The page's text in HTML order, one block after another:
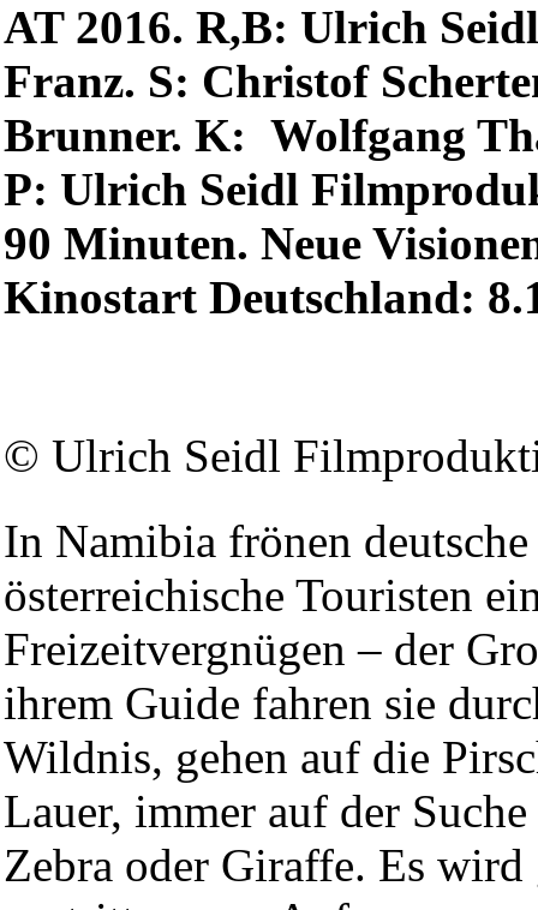
AT 2016. R,B: Ulrich
Franz. S: Christof
Brunner. K: Wolfgang
P: Ulrich Seidl
90 Minuten. Neue
Kinostart Deutschland:
© Ulrich Seidl
In Namibia frönen
österreichische Touristen
Freizeitvergnügen – der
ihrem Guide fahren sie
Wildnis, gehen auf die
Lauer, immer auf der
Zebra oder Giraffe. Es wird